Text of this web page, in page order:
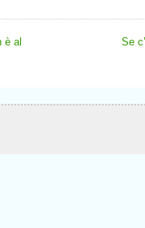
è al
Se